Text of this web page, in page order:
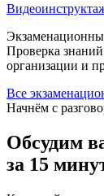
Проверка
организации и
Все
Начнём с
Обсудим
за 15